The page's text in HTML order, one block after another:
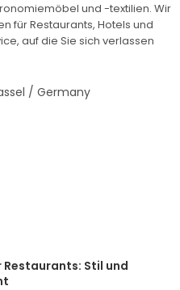
und -textilien. Wir
für Restaurants, Hotels und
auf die Sie sich verlassen
/ Germany
Stil und